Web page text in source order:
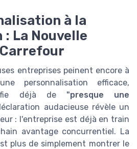
à la
La Nouvelle
entreprises peinent encore à
personnalisation efficace,
déjà de "presque une
audacieuse révèle un
: l'entreprise est déjà en train
avantage concurrentiel. La
plus de simplement montrer le